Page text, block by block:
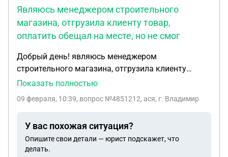
Являюсь менеджером строительного
магазина, отгрузила клиенту товар,
оплатить обещал на месте, но не смог
Добрый день! являюсь менеджером
строительного магазина, отгрузила клиенту
товар, оплатить обещал на месте, но не смог
заедет оплатит, брал много раз ,всегда
заплатил,договора у меня с ним нет. теперь
организации должна я. единственное
доказательство что у он мне должен это
Показать полностью
09 февраля, 10:39, вопрос №4851212, ася, г. Владимир
У вас похожая ситуация?
Опишите свои детали — юрист подскажет, что
делать.